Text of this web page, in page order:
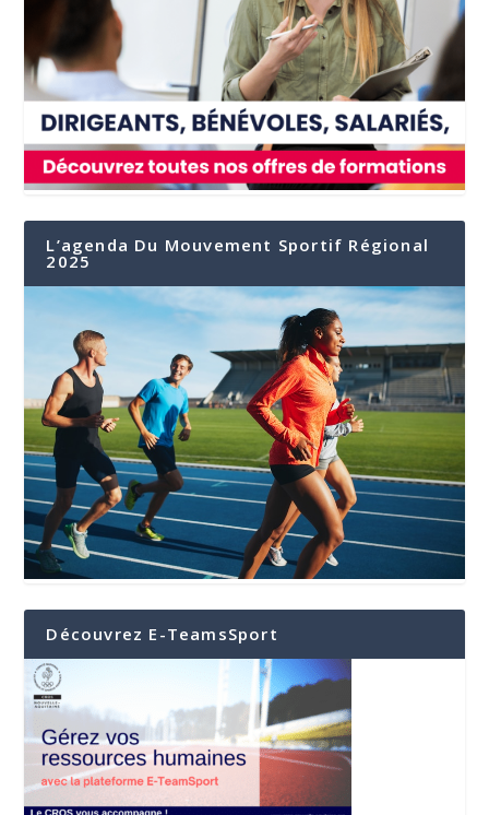
L’agenda Du Mouvement Sportif Régional
2025
Découvrez E-TeamsSport